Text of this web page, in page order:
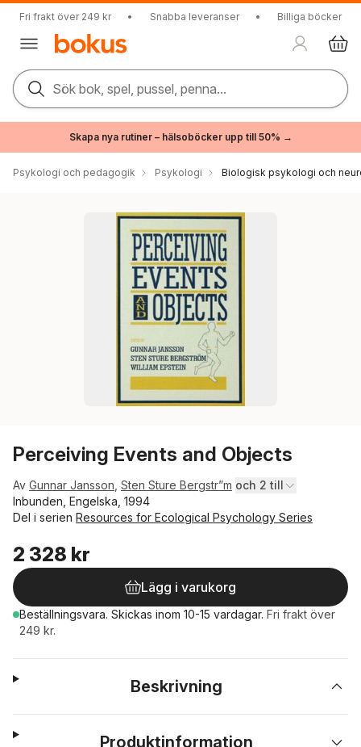
Fri frakt över 249 kr • Snabba leveranser • Billiga böcker
Sök bok, spel, pussel, penna...
Skapa nya rutiner – hälsoböcker upp till 50% →
Psykologi och pedagogik Psykologi Biologisk psykologi och
Perceiving Events and Objects
Av Gunnar Jansson Sten Sture Bergstr”m och 2 till
Inbunden, Engelska, 1994
Del i serien Resources for Ecological Psychology Series
2 328 kr
Lägg i varukorg
Beställningsvara. Skickas inom 10-15 vardagar. Fri frakt över
249 kr.
Beskrivning
Produktinformation